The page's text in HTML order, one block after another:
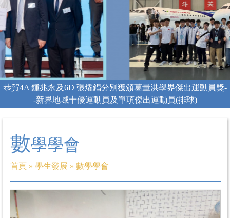
上海「海陸空」科技體驗之旅
數 學學會
首頁 » 學生發展»數學學會